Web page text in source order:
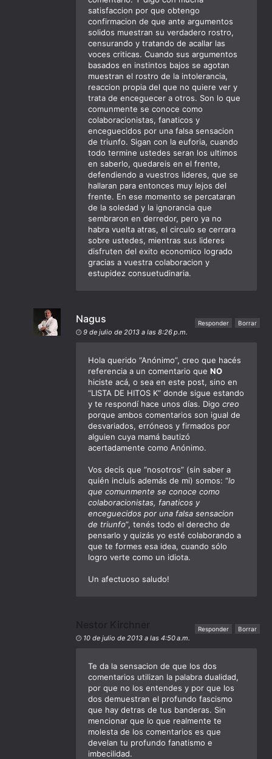
satisfaccion por que obtengo
confirmacion de que ante argumentos
solidos muestran su verdadero rostro,
censurando y tratando de acallar las
voces criticas. Cuando sus argumentos
basados en instintos bajos se agotan
muestran el rostro de la intolerancia,
reaccion propia del que no quiere ver y
trata de enceguecer a otros. Son lo que
comunmente se conoce como
colaboracionistas, fanaticos y
enceguecidos por una falsa sensacion
de triunfo. Sigan con la euforia, cuando
todo termine ustedes seran los ultimos
en saberlo, quedareis en el frente,
defendiendo a vuestros lideres, que se
hallaran para entonces muy lejos del
frente. En ese momento se percataran
de la soledad y la ignorancia que
sembraron en derredor, pero ya no
habra vuelta atras, el circulo se cerrara
sobre ustedes, mientras sus lideres
disfruten del exito economico logrado
gracias a vuestra colaboracion y
estupidez consuetudinaria.
Nagus
9 de julio de 2013 a las 8:26 p.m.
Hola querido “Anónimo”, creo que hacés
referencia a un comentario que NO
hiciste acá, o sea en este post, sino en
“LISTA DE HITOS K” donde sigue estando
y te respondí hace unos días. Digo creo
porque ambos comentarios son igual de
desvariados, erróneos y firmados por
alguien cuya mamá bautizó
acertadamente como Anónimo.
Vos decís que “nosotros” (sin saber a
quién incluís además de mi) somos: “lo
que comunmente se conoce como
colaboracionistas, fanaticos y
enceguecidos por una falsa sensacion
de triunfo”, tenés todo el derecho de
pensarlo y quizás yo esté colaborando a
que te formes esa idea, cuando sólo
logro verte como un idiota.
Un afectuoso saludo!
Responder Borrar
Nestor Kirchner
10 de julio de 2013 a las 4:50 a.m.
Te da la sensacion de que los dos
comentarios utilizan la palabra dualidad,
por que no los entendes y por que los
dos demuestran el profundo fascismo
que hay detras de tus banderas. Sin
mencionar que lo que realmente te
molesta de los comentarios es que
develan tu profundo fanatismo e
imbecilidad.
Responder Borrar